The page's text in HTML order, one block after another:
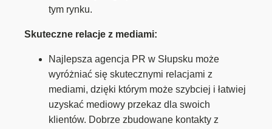
tym rynku.
Skuteczne relacje z mediami:
Najlepsza agencja PR w Słupsku może
wyróżniać się skutecznymi relacjami z
mediami, dzięki którym może szybciej i łatwiej
uzyskać mediowy przekaz dla swoich
klientów. Dobrze zbudowane kontakty z